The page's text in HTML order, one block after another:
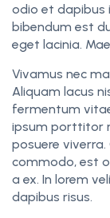
odio et dapibus
bibendum est
eget lacinia.
Vivamus nec
Aliquam lacus
fermentum
ipsum porttitor
posuere
commodo, est
a ex. In lorem
dapibus risus.